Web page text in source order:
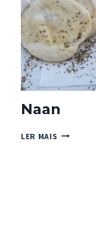
E
ARROZ
DE
COCO
Naan
LER MAIS NAAN